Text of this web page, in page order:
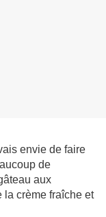
envie de faire
de
aux
la crème fraîche et